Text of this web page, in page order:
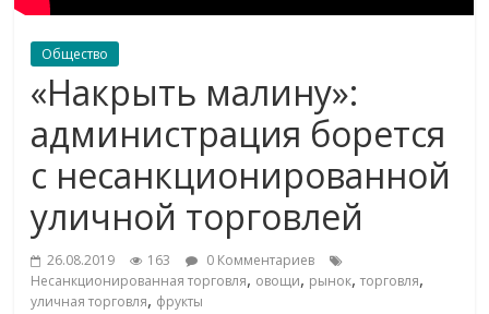
Общество
«Накрыть малину»:
администрация борется
с несанкционированной
уличной торговлей
26.08.2019 163
0 Комментариев
Несанкционированная торговля, овощи, рынок,торговля,
уличная торговля, фрукты